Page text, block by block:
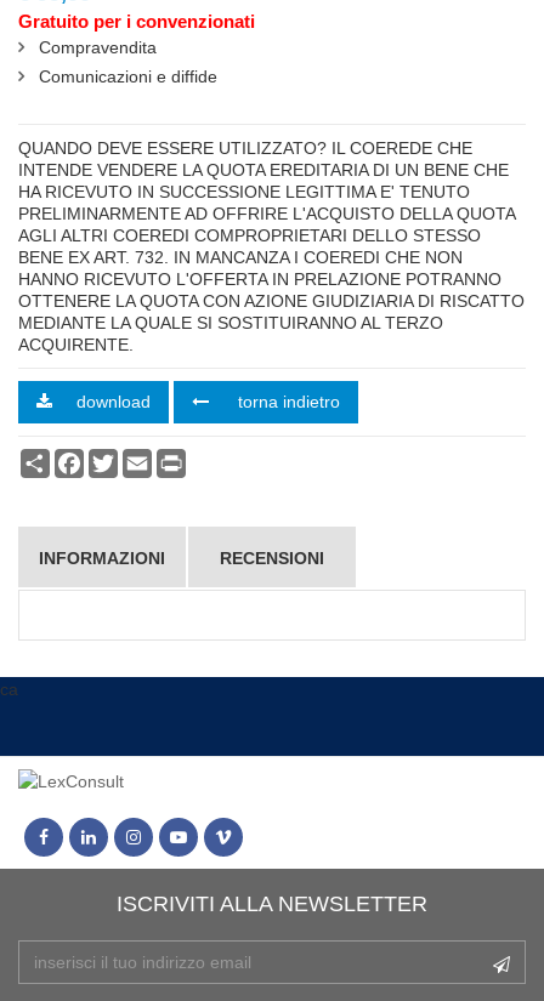
Gratuito per i convenzionati
Compravendita
Comunicazioni e diffide
QUANDO DEVE ESSERE UTILIZZATO? IL COEREDE CHE
INTENDE VENDERE LA QUOTA EREDITARIA DI UN BENE CHE
HA RICEVUTO IN SUCCESSIONE LEGITTIMA E' TENUTO
PRELIMINARMENTE AD OFFRIRE L'ACQUISTO DELLA QUOTA
AGLI ALTRI COEREDI COMPROPRIETARI DELLO STESSO
BENE EX ART. 732. IN MANCANZA I COEREDI CHE NON
HANNO RICEVUTO L'OFFERTA IN PRELAZIONE POTRANNO
OTTENERE LA QUOTA CON AZIONE GIUDIZIARIA DI RISCATTO
MEDIANTE LA QUALE SI SOSTITUIRANNO AL TERZO
ACQUIRENTE.
download torna indietro
CondividiFacebook
TwitterEmail
INFORMAZIONI RECENSIONI
ca
ISCRIVITI ALLA NEWSLETTER